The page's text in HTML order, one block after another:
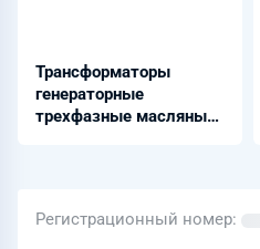
Трансформаторы
генераторные
трехфазные масляные
Регистрационный номер